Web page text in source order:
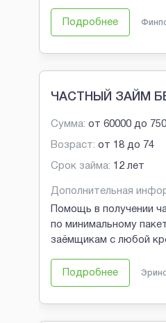
Подробнее
ЧАСТНЫЙ ЗАЙМ
Сумма: от 60000 до
Возраст: от 18 до 74
Срок займа: 12 лет
Дополнительная
Помощь в получении
по минимальному
заёмщикам с любой
Подробнее